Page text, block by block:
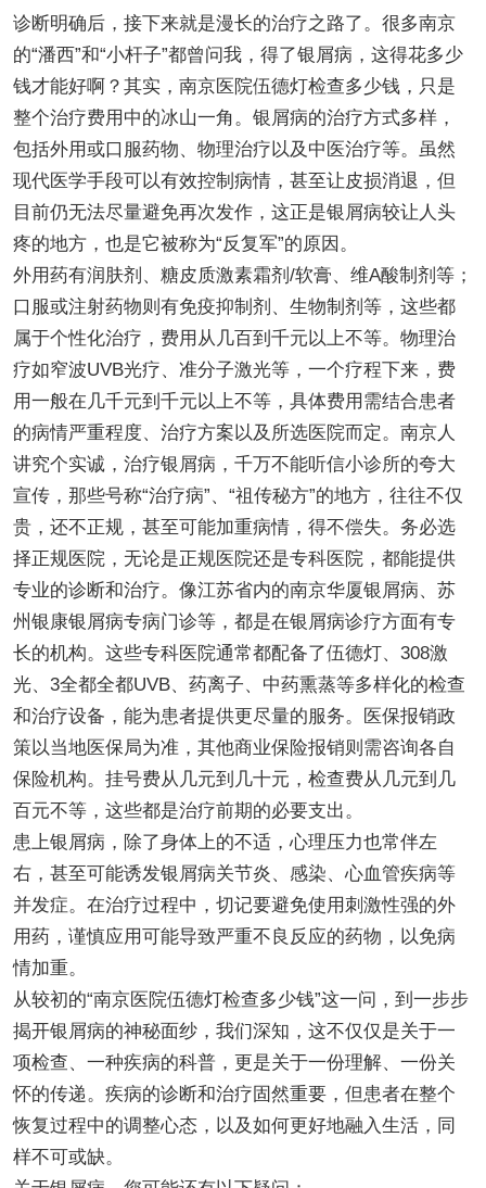
诊断明确后，接下来就是漫长的治疗之路了。很多南京
的“潘西”和“小杆子”都曾问我，得了银屑病，这得花多少
钱才能好啊？其实，南京医院伍德灯检查多少钱，只是
整个治疗费用中的冰山一角。银屑病的治疗方式多样，
包括外用或口服药物、物理治疗以及中医治疗等。虽然
现代医学手段可以有效控制病情，甚至让皮损消退，但
目前仍无法尽量避免再次发作，这正是银屑病较让人头
疼的地方，也是它被称为“反复军”的原因。
外用药有润肤剂、糖皮质激素霜剂/软膏、维A酸制剂等；
口服或注射药物则有免疫抑制剂、生物制剂等，这些都
属于个性化治疗，费用从几百到千元以上不等。物理治
疗如窄波UVB光疗、准分子激光等，一个疗程下来，费
用一般在几千元到千元以上不等，具体费用需结合患者
的病情严重程度、治疗方案以及所选医院而定。南京人
讲究个实诚，治疗银屑病，千万不能听信小诊所的夸大
宣传，那些号称“治疗病”、“祖传秘方”的地方，往往不仅
贵，还不正规，甚至可能加重病情，得不偿失。务必选
择正规医院，无论是正规医院还是专科医院，都能提供
专业的诊断和治疗。像江苏省内的南京华厦银屑病、苏
州银康银屑病专病门诊等，都是在银屑病诊疗方面有专
长的机构。这些专科医院通常都配备了伍德灯、308激
光、3全都全都UVB、药离子、中药熏蒸等多样化的检查
和治疗设备，能为患者提供更尽量的服务。医保报销政
策以当地医保局为准，其他商业保险报销则需咨询各自
保险机构。挂号费从几元到几十元，检查费从几元到几
百元不等，这些都是治疗前期的必要支出。
患上银屑病，除了身体上的不适，心理压力也常伴左
右，甚至可能诱发银屑病关节炎、感染、心血管疾病等
并发症。在治疗过程中，切记要避免使用刺激性强的外
用药，谨慎应用可能导致严重不良反应的药物，以免病
情加重。
从较初的“南京医院伍德灯检查多少钱”这一问，到一步步
揭开银屑病的神秘面纱，我们深知，这不仅仅是关于一
项检查、一种疾病的科普，更是关于一份理解、一份关
怀的传递。疾病的诊断和治疗固然重要，但患者在整个
恢复过程中的调整心态，以及如何更好地融入生活，同
样不可或缺。